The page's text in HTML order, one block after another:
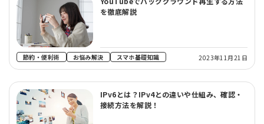
を徹底解説
節約・便利術 お悩み解決 スマホ基礎知識 2023年11月21日
IPv6とは？IPv4との違いや仕組み、確認・
接続方法を解説！